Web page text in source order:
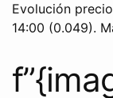
Evolución
14:00 (0.049).